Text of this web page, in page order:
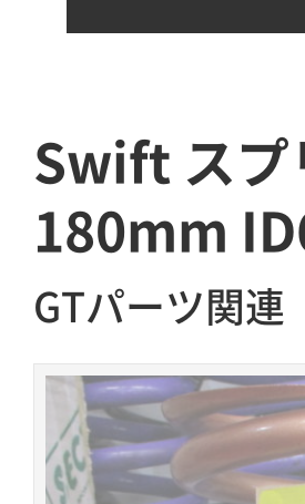
Swift ス
180mm
GTパーツ関連